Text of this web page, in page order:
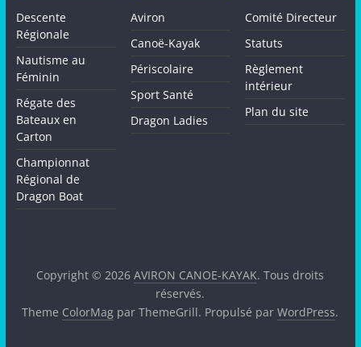
Descente
Régionale
Nautisme au
Féminin
Régate des
Bateaux en
Carton
Championnat
Régional de
Dragon Boat
Aviron
Canoë-Kayak
Périscolaire
Sport Santé
Dragon Ladies
Comité Directeur
Statuts
Règlement
intérieur
Plan du site
Copyright © 2026AVIRON CANOE-KAYAK. Tous droits
réservés.
Theme ColorMag par ThemeGrill. Propulsé parWordPress.